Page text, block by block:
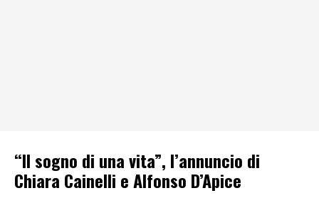
“Il sogno di una vita”, l’annuncio di
Chiara Cainelli e Alfonso D’Apice